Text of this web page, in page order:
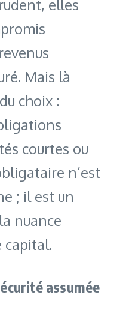
elles
Mais là
choix :
courtes ou
n’est
; il est un
nuance
capital.
assumée